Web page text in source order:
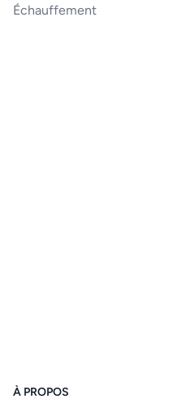
Échauffement
À PROPOS